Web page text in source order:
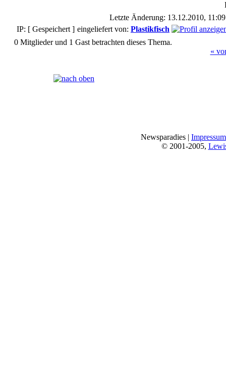
Letzte Änderung: 13.12.2010,
IP: [ Gespeichert ] eingeliefert von: Plastikfisch
0 Mitglieder und 1 Gast betrachten dieses Thema.
«
Newsparadies | Impressum
© 2001-2005,